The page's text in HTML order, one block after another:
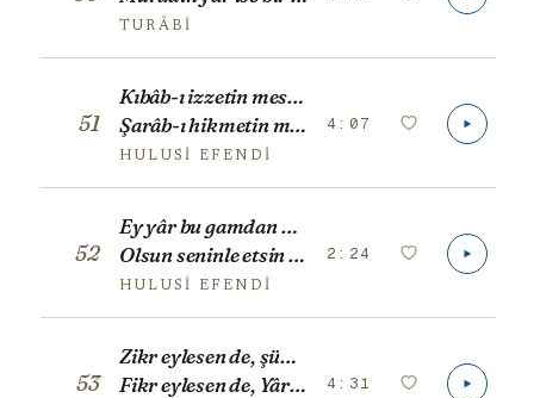
TURÂBI
51
Kıbâb-ı izzetin mestûru ol şân u şehirden geç
Şarâb-ı hikmetin mey-hârı ol şehd ü şekerden geç
HULUSI EFENDI
4:07
52
Ey yâr bu gamdan kurtara mı cânı
Olsun seninle etsin figânı
HULUSI EFENDI
2:24
53
Zikr eylesen de, şükr eylesen de,
Fikr eylesen de, Yârin unutma
4:31